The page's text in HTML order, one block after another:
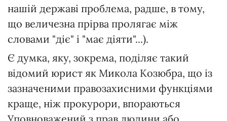
нашій державі проблема, радше, в тому,
що величезна прірва пролягає між
словами "діє" і "має діяти"...).
Є думка, яку, зокрема, поділяє такий
відомий юрист як Микола Козюбра, що із
зазначеними правозахисними функціями
краще, ніж прокурори, впораються